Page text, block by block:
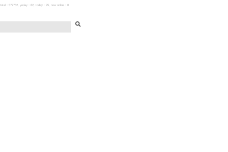
total：577752, yeday：82, today：95, now online：0